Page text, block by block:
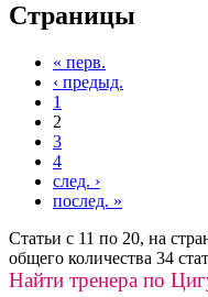
Страницы
« перв.
‹ предыд.
1
2
3
4
след. ›
послед. »
Статьи с 11 по 20, на
общего количества 34
Найти тренера по